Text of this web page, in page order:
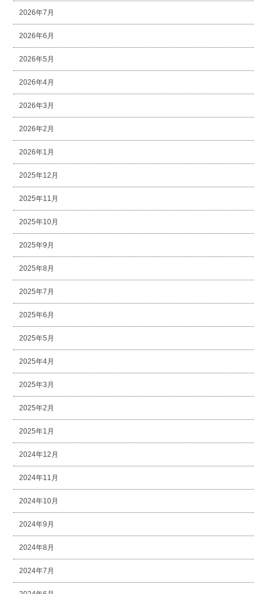
2026年7月
2026年6月
2026年5月
2026年4月
2026年3月
2026年2月
2026年1月
2025年12月
2025年11月
2025年10月
2025年9月
2025年8月
2025年7月
2025年6月
2025年5月
2025年4月
2025年3月
2025年2月
2025年1月
2024年12月
2024年11月
2024年10月
2024年9月
2024年8月
2024年7月